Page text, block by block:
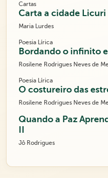
Cartas
Carta a cidade Licuri
Maria Lurdes
Poesia Lírica
Bordando o infinito
Rosilene Rodrigues Neves de
Poesia Lírica
O costureiro das
Rosilene Rodrigues Neves de
Quando a Paz
Jô Rodrigues